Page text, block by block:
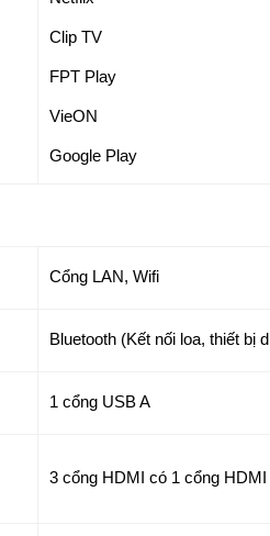
Clip TV
FPT Play
VieON
Google Play
Cổng LAN, Wifi
Bluetooth (Kết nối loa, thiết bị
1 cổng USB A
3 cổng HDMI có 1 cổng